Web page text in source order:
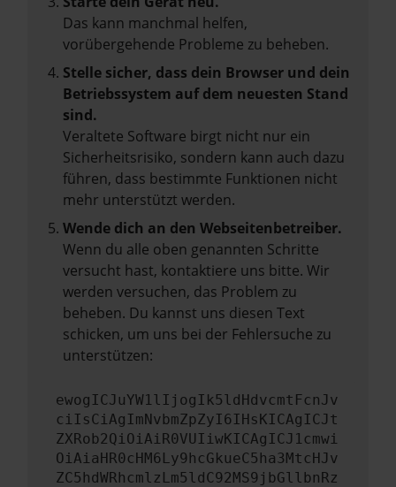
Das kann manchmal helfen,
vorübergehende Probleme zu beheben.
Stelle sicher, dass dein Browser und dein
Betriebssystem auf dem neuesten Stand
sind.
Veraltete Software birgt nicht nur ein
Sicherheitsrisiko, sondern kann auch dazu
führen, dass bestimmte Funktionen nicht
mehr unterstützt werden.
Wende dich an den Webseitenbetreiber.
Wenn du alle oben genannten Schritte
versucht hast, kontaktiere uns bitte. Wir
werden versuchen, das Problem zu
beheben. Du kannst uns diesen Text
schicken, um uns bei der Fehlersuche zu
unterstützen:
ewogICJuYW1lIjogIk5ldHdvcmtFcnJv
ciIsCiAgImNvbmZpZyI6IHsKICAgICJt
ZXRob2QiOiAiR0VUIiwKICAgICJ1cmwi
OiAiaHR0cHM6Ly9hcGkueC5ha3MtcHJv
ZC5hdWRhcmlzLm5ldC92MS9jbGllbnRz